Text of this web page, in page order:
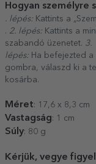
Hogyan személyre
. lépés: Kattints a
. 2. lépés: Kattints a
szabandó üzenetet. 3.
lépés: Ha befejezted a
gombra, válaszd ki a
kosárba.
Méret: 17,6 x 8,3 cm
Vastagság: 1 cm
Súly: 80 g
Kérjük, vegye